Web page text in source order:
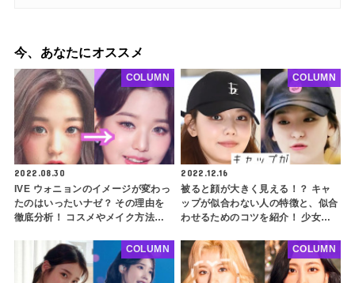
今、あなたにオススメ
2022.08.30
IVE ウォニョンのイメージが変わっ
たのはいったいナゼ？ その理由を
徹底分析！ コスメやメイク方法な
イメチェンのポイントも解説
COLUMN
2022.12.16
被ると顔が大きく見える！？ キャ
ップが似合わない人の特徴と、似合
わせるためのコツを紹介！ 少女時
合わない・・ その理由とは？
COLUMN
COLUMN COLUMN